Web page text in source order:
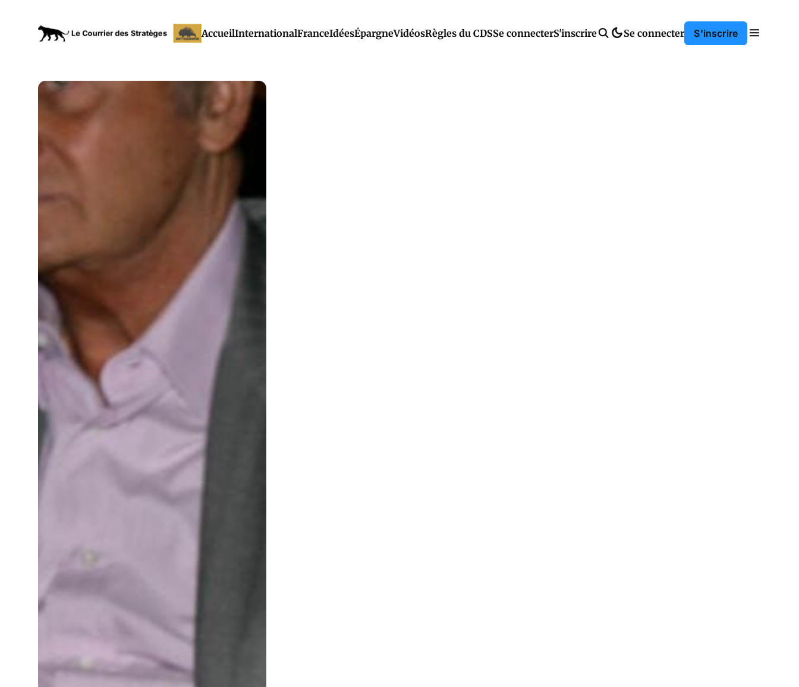
AccueilInternationalFranceIdéesÉpargneVidéosRègles du CDSSe connecterS'inscrire Se connecter S'inscrire